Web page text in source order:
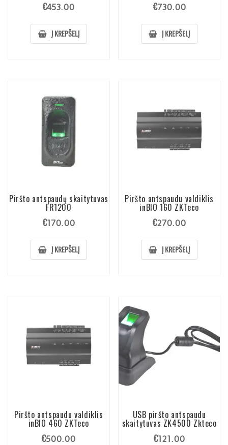
€453.00
Į KREPŠELĮ
€730.00
Į KREPŠELĮ
Piršto antspaudų skaitytuvas
FR1200
€170.00
Į KREPŠELĮ
Piršto antspaudu valdiklis
inBIO 160 ZKTeco
€270.00
Į KREPŠELĮ
Piršto antspaudu valdiklis
inBIO 460 ZKTeco
€500.00
USB piršto antspaudu
skaitytuvas ZK4500 Zkteco
€121.00